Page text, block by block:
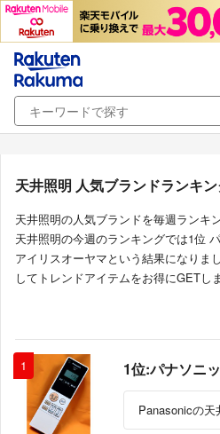
天井照明 人気ブランドランキ
天井照明の人気ブランドを毎週ランキ
天井照明の今週のランキングでは1位
アイリスオーヤマという結果になりま
してトレンドアイテムをお得にGETし
1 1位:パナソニ
Panasonicの天